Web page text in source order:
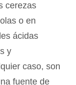
cerezas
o en
ácidas
y
caso, son
fuente de